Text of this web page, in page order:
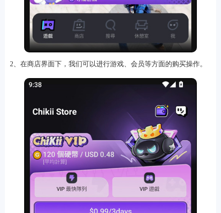
2、在商店界面下，我们可以进行游戏、会员等方面的购买操作。